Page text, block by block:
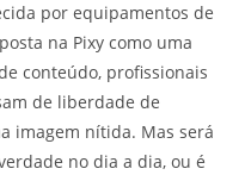
por equipamentos de
na Pixy como uma
conteúdo, profissionais
de liberdade de
imagem nítida. Mas será
no dia a dia, ou é